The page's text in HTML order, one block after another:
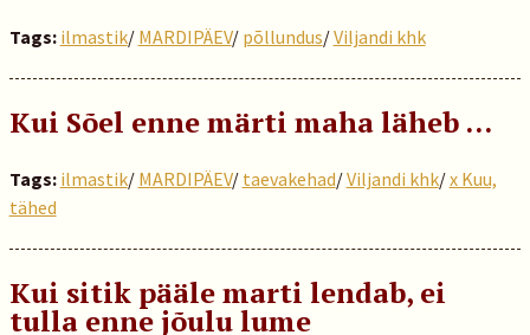
Tags: ilmastik/ MARDIPÄEV/ põllundus/Viljandi khk
Kui Sõel enne märti maha läheb …
Tags: ilmastik/ MARDIPÄEV/ taevakehad/Viljandi khk/x Kuu,
tähed
Kui sitik pääle marti lendab, ei
tulla enne jõulu lume